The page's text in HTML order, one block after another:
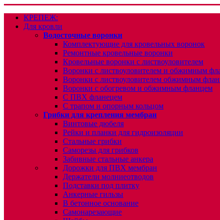
КРЕПЕЖ:
Для кровли
Водосточные воронки
Комплектующие для кровельных воронок
Ремонтные кровельные воронки
Кровельные воронки с листвоуловителем
Воронки с листвоуловителем и обжимным
Воронки с листвоуловителем обжимным
Воронки с обогревом и обжимным фланцем
С ПВХ фланецем
С трапом и опорным кольцом
Грибки для крепления мембран
Винтовые дюбеля
Рейки и планки для гидроизоляции
Стальные грибки
Саморезы для грибков
Забивные стальные анкера
Дорожки для ПВХ мембран
Держатели молниеотводов
Подставки под плитку
Анкерные гильзы
В бетонное основание
Самонарезающие